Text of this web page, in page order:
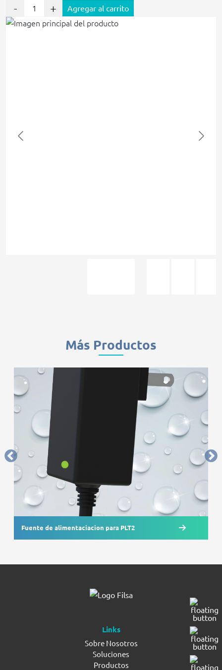
- + Agregar al carrito
Más Productos
Fuente de alimentaciacion para PLT2
Links
Sobre Nosotros
Soluciones
Productos